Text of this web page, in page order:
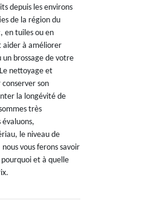
depuis les environs
de la région du
en tuiles ou en
aider à améliorer
un brossage de votre
nettoyage et
son
la longévité de
très
le niveau de
vous ferons savoir
et à quelle